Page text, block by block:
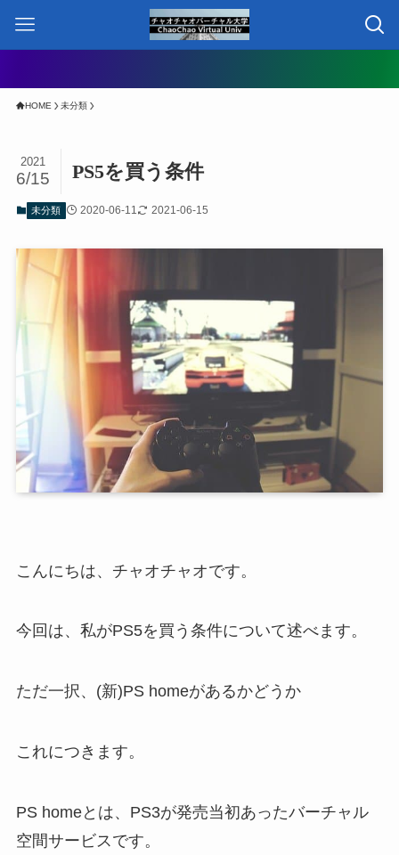
HOME 未分類
PS5を買う条件
2021
6/15
未分類 2020-06-11 2021-06-15
こんにちは、チャオチャオです。
今回は、私がPS5を買う条件について述べます。
ただ一択、(新)PS homeがあるかどうか
これにつきます。
PS homeとは、PS3が発売当初あったバーチャル
空間サービスです。